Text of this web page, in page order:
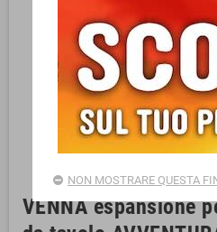
VENNA espansione
NON MOSTRARE QUESTA